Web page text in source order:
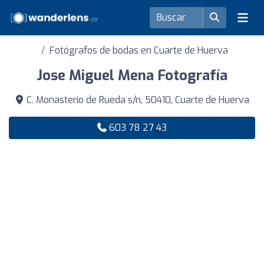
Fotógrafos de bodas en Cuarte de Huerva
Jose Miguel Mena Fotografía
C. Monasterio de Rueda s/n, 50410, Cuarte de Huerva
603 78 27 43